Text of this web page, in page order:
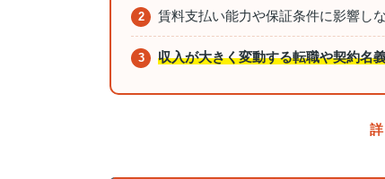
2 賃料支払い能力や保証条件に影響し
3 収入が大きく変動する転職や契約名